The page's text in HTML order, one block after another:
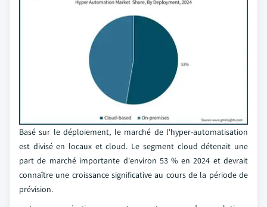
Basé sur le déploiement, le marché de l'hyper-automatisation
est divisé en locaux et cloud. Le segment cloud détenait une
part de marché importante d'environ 53 % en 2024 et devrait
connaître une croissance significative au cours de la période de
prévision.